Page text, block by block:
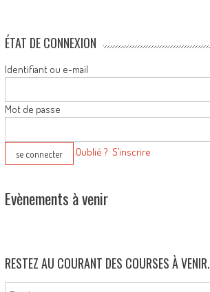
ÉTAT DE CONNEXION
Identifiant ou e-mail
Mot de passe
Oublié ? S’inscrire
Evènements à venir
RESTEZ AU COURANT DES COURSES À VENIR.